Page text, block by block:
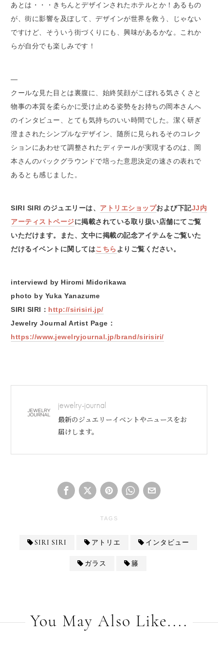
あとは・・・きちんとデザインされたホテルとか！あるもの
が、街に影響を及ぼして、デザインが世界を救う、じゃない
ですけど、そういう街づくりにも、興味があるかな。これか
らが自分でも楽しみです！
—
クールな見た目とは裏腹に、始終笑顔がこぼれる気さくさと
物事の本質を柔らかに受け止める姿勢をお持ちの岡本さんへ
のインタビュー、とても気持ちのいい時間でした。潔く研ぎ
澄まされたシンプルなデザイン、随所に見られるそのコレク
ションにあわせて調整されたディテールが実現するのは、岡
本さんのバックグラウンドで培った意思決定の速さの表れで
あるとも感じました。
SIRI SIRI のジュエリーは、 アトリエショップおよび下記JJ内
アーティストページに掲載されている取り扱い店舗にてご覧
いただけます。また、文中に掲載の記念アイテムをご覧いた
だけるイベントに関してはこちらよりご覧ください。
interviewd by Hiromi Midorikawa
photo by Yuka Yanazume
SIRI SIRI： http://sirisiri.jp/
Jewelry Journal Artist Page：
https://www.jewelryjournal.jp/brand/sirisiri/
jewelry-journal
最新のジュエリーイベントやニュースをお
届けします。
TAGS
SIRI SIRI アトリエ インタビュー
ガラス 籐
You May Also Like....